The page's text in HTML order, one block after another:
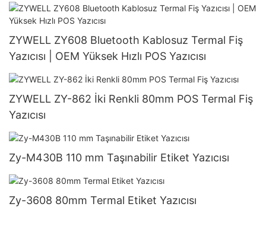
ZYWELL ZY608 Bluetooth Kablosuz Termal Fiş
Yazıcısı | OEM Yüksek Hızlı POS Yazıcısı
ZYWELL ZY-862 İki Renkli 80mm POS Termal Fiş
Yazıcısı
Zy-M430B 110 mm Taşınabilir Etiket Yazıcısı
Zy-3608 80mm Termal Etiket Yazıcısı